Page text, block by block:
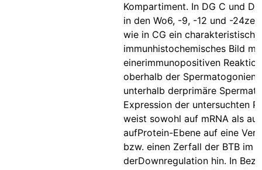
Kompartiment. In DG C und
in den Wo6, -9, -12 und -
wie in CG ein
immunhistochemisches Bild mit
einerimmunopositiven
oberhalb der Spermatogonien
unterhalb derprimäre
Expression der untersuchten
weist sowohl auf mRNA als
aufProtein-Ebene auf eine
bzw. einen Zerfall der BTB im
derDownregulation hin. In